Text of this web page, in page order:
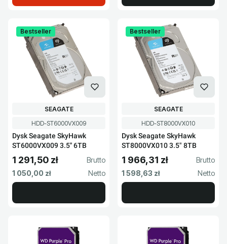
Bestseller
Kod produktu
HDD-ST6000VX009
Dysk Seagate SkyHawk
ST6000VX009 3.5'' 6TB
PRODUCENT
SEAGATE
Cena brutto
1 291,50 zł
Cena netto
1 050,00 zł
Bestseller
Kod produktu
HDD-ST8000VX010
Dysk Seagate SkyHawk
ST8000VX010 3.5" 8TB
PRODUCENT
SEAGATE
Cena brutto
1 966,31 zł
Cena netto
1 598,63 zł